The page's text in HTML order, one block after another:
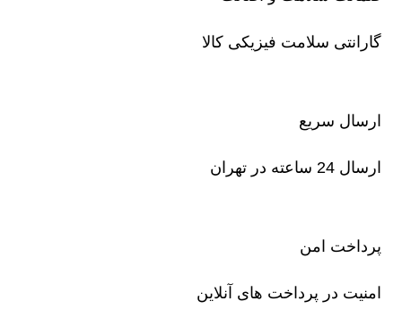
گارانتی سلامت فیزیکی کالا
ارسال سریع
ارسال 24 ساعته در تهران
پرداخت امن
امنیت در پرداخت های آنلاین